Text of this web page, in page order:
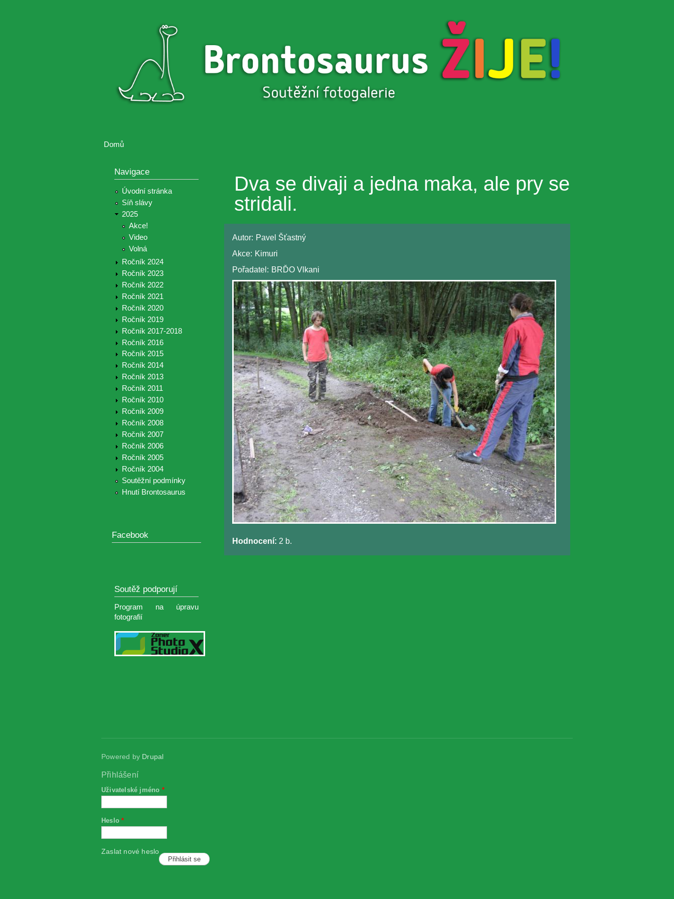
Brontosaurus
Brontosaurus
Domů
Navigace
Úvodní stránka
Síň slávy
2025
Akce!
Video
Volná
Ročník 2024
Ročník 2023
Ročník 2022
Ročník 2021
Ročník 2020
Ročník 2019
Ročník 2017-2018
Ročník 2016
Ročník 2015
Ročník 2014
Ročník 2013
Ročník 2011
Ročník 2010
Ročník 2009
Ročník 2008
Ročník 2007
Ročník 2006
Ročník 2005
Ročník 2004
Soutěžní podmínky
Hnutí Brontosaurus
Facebook
Soutěž podporují
Program na úpravu
fotografií
Dva se divaji a jedna maka, ale pry se
stridali.
Autor: Pavel Šťastný
Akce: Kimuri
Pořadatel: BRĎO Vlkani
Hodnocení: 2 b.
Powered by Drupal
Přihlášení
Uživatelské jméno *
Heslo*
Zaslat nové heslo